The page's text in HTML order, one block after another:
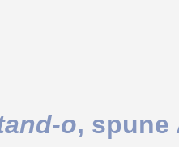
o, spune